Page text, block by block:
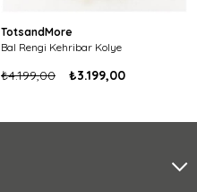
TotsandMore
Bal Rengi Kehribar Kolye
₺3.199,00
₺4.199,00